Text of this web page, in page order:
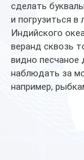
сделать
и погрузиться
Индийского
веранд сквозь
видно песчаное
наблюдать за
например,